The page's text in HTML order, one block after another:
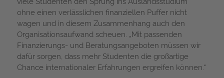
ohne einen verlässlichen finanziellen Puffer nicht
wagen und in diesem Zusammenhang auch den
Organisationsaufwand scheuen. „Mit passenden
Finanzierungs- und Beratungsangeboten müssen wir
dafür sorgen, dass mehr Studenten die großartige
Chance internationaler Erfahrungen ergreifen können.“